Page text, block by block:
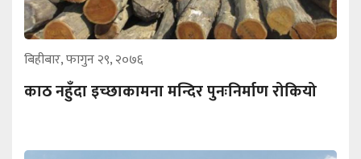
बिहीबार, फागुन २९, २०७६
काठ नहुँदा इच्छाकामना मन्दिर पुनःनिर्माण रोकियो